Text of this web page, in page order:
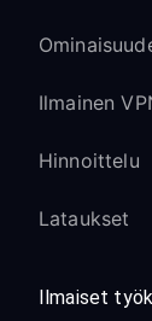
Ilmainen
Hinnoittelu
Lataukset
Ilmaiset